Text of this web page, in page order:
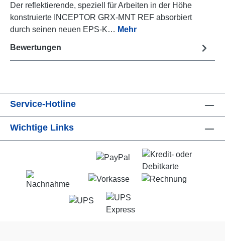
Der reflektierende, speziell für Arbeiten in der Höhe
konstruierte INCEPTOR GRX-MNT REF absorbiert
durch seinen neuen EPS-K… Mehr
Bewertungen
Service-Hotline
Wichtige Links